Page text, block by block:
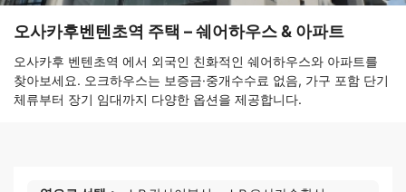
오사카후벤텐초역 주택 – 쉐어하우스 & 아파트
오사카후 벤텐초역 에서 외국인 친화적인 쉐어하우스와 아파트를
찾아보세요. 오크하우스는 보증금·중개수수료 없음, 가구 포함 단기
체류부터 장기 임대까지 다양한 옵션을 제공합니다.